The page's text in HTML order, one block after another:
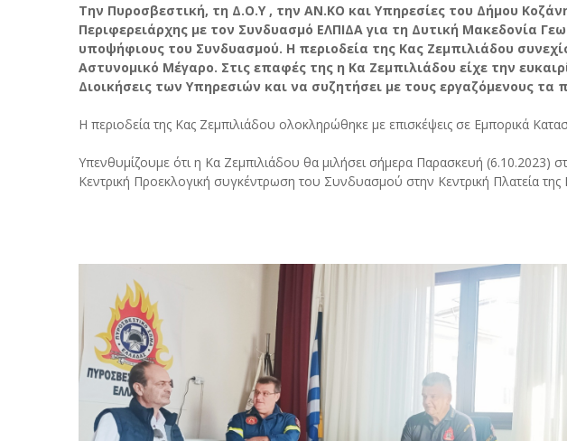
Την Πυροσβεστική, τη Δ.Ο.Υ , την ΑΝ.ΚΟ και Υπηρεσίες του Δήμου
Περιφερειάρχης με τον Συνδυασμό ΕΛΠΙΔΑ για τη Δυτική Μακεδονία
υποψήφιους του Συνδυασμού. Η περιοδεία της Κας Ζεμπιλιάδου
Αστυνομικό Μέγαρο. Στις επαφές της η Κα Ζεμπιλιάδου είχε την
Διοικήσεις των Υπηρεσιών και να συζητήσει με τους εργαζόμενους τα
Η περιοδεία της Κας Ζεμπιλιάδου ολοκληρώθηκε με επισκέψεις σε Εμπορικά
Υπενθυμίζουμε ότι η Κα Ζεμπιλιάδου θα μιλήσει σήμερα Παρασκευή (6.10.2023)
Κεντρική Προεκλογική συγκέντρωση του Συνδυασμού στην Κεντρική Πλατεία της